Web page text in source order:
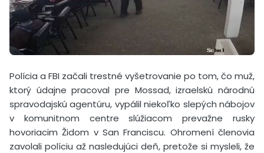
Polícia a FBI začali trestné vyšetrovanie po tom, čo muž,
ktorý údajne pracoval pre Mossad, izraelskú národnú
spravodajskú agentúru, vypálil niekoľko slepých nábojov
v komunitnom centre slúžiacom prevažne rusky
hovoriacim Židom v San Franciscu. Ohromení členovia
zavolali políciu až nasledujúci deň, pretože si mysleli, že